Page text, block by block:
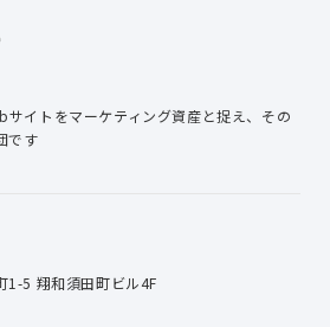
サイトをマーケティング資産と捉え、 その
です
1-5 翔和須田町ビル4F